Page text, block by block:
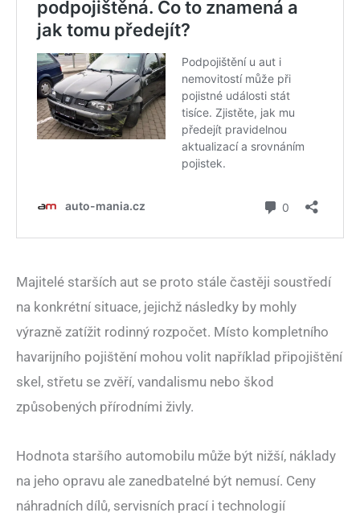
Majitelé starších aut se proto stále častěji soustředí
na konkrétní situace, jejichž následky by mohly
výrazně zatížit rodinný rozpočet. Místo kompletního
havarijního pojištění mohou volit například připojištění
skel, střetu se zvěří, vandalismu nebo škod
způsobených přírodními živly.
Hodnota staršího automobilu může být nižší, náklady
na jeho opravu ale zanedbatelné být nemusí. Ceny
náhradních dílů, servisních prací i technologií